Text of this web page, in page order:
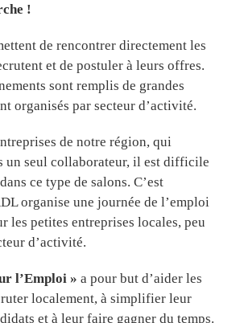
!
de rencontrer directement les
et de postuler à leurs offres.
sont remplis de grandes
organisés par secteur d’activité.
de notre région, qui
un seul collaborateur, il est difficile
ce type de salons. C’est
organise une journée de l’emploi
les petites entreprises locales, peu
d’activité.
l’Emploi » a pour but d’aider les
localement, à simplifier leur
et à leur faire gagner du temps.